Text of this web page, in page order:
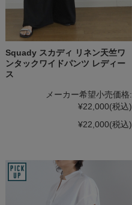
Squady スカディ リネン天竺ワ
ンタックワイドパンツ レディー
ス
メーカー希望小売価格:
¥22,000(税込)
¥22,000(税込)